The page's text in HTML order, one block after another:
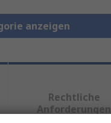
anzeigen
Rechtliche
Anforderungen